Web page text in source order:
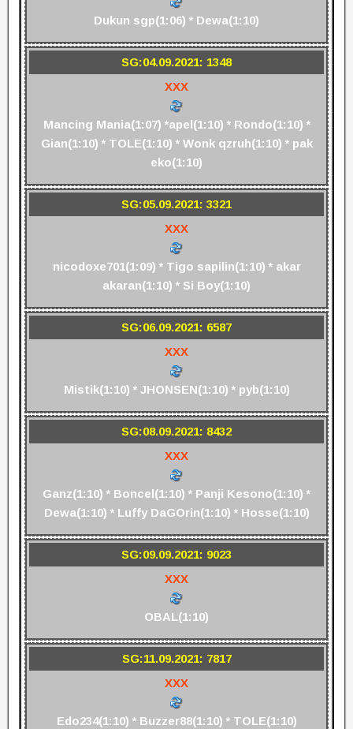
Dukun sgp(1:06) * Dewa(1:10)
SG:04.09.2021: 1348
XXX
Mancing Mania(1:07) *apel(1:10) * Rondo(1:10) *
Gian(1:10) * TOLE(1:10) * Wonk qzruh(1:10) * pak
eko(1:10)
SG:05.09.2021: 3321
XXX
nicodoxe701(1:09) * Tigo sapilin(1:10) * akar
akaran(1:10) * Si Boy(1:10)
SG:06.09.2021: 6587
XXX
Mistik(1:10) * JHONSEN(1:10) * pyb(1:10)
SG:08.09.2021: 8432
XXX
Ganz(1:10) * Boncel(1:10) * Panji Kesono(1:10) *
Dewa(1:10) * Luffy DaGOrin(1:10) * Hosse(1:10)
SG:09.09.2021: 9023
XXX
OBAL(1:10)
SG:11.09.2021: 7817
XXX
Edo234(1:10) * Buzzer88(1:10) * TOLE(1:10)